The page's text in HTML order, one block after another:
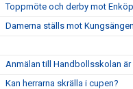
Toppmöte och derby mot
Damerna ställs mot Kungsängen
Anmälan till Handbollsskolan är
Kan herrarna skrälla i cupen?